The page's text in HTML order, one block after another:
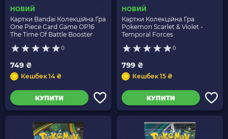
НОВИЙ
Картки Bandai Колекційна Гра
One Piece Card Game OP16
The Time Of Battle Booster
0
749 ₴
Кешбек 14 ₴
КУПИТИ
НОВИЙ
Картки Колекційна Гра
Pokemon Scarlet & Violet -
Temporal Forces
0
799 ₴
Кешбек 15 ₴
КУПИТИ